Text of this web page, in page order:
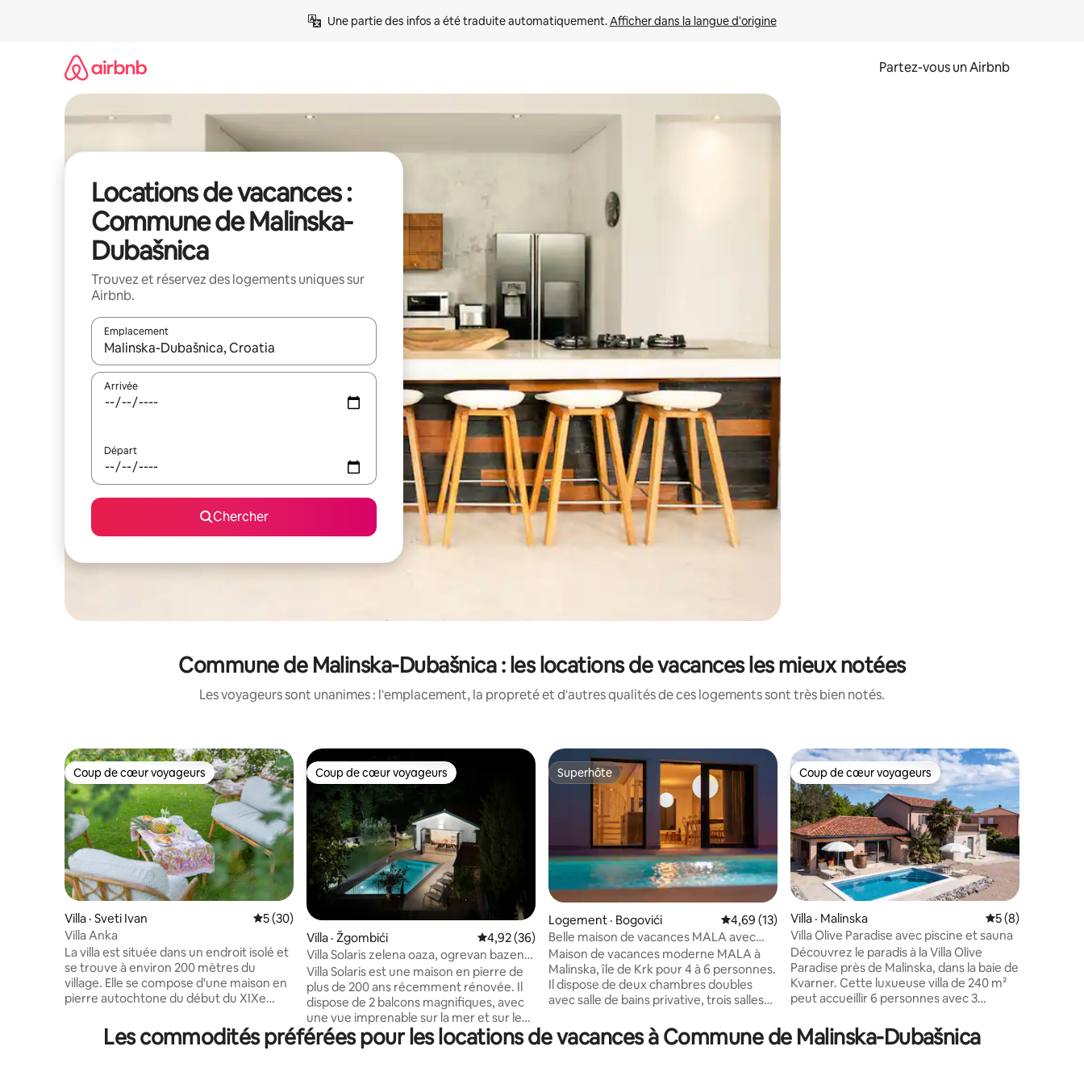
Une partie des infos a été traduite automatiquement. Afficher dans la langue d'origine
Partez-vous un Airbnb
Locations de vacances :
Commune de Malinska-
Dubašnica
Trouvez et réservez des logements uniques sur
Airbnb.
Emplacement
Quand les résultats sont affichés, parcourez-les en utilisant les flèches vers le haut et vers le bas, ou en appuyant dessus et en les faisant glisser.
Arrivée
Départ
Chercher
Commune de Malinska-Dubašnica : les locations de vacances les mieux notées
Les voyageurs sont unanimes : l'emplacement, la propreté et d'autres qualités de ces logements sont très bien notés.
Coup de cœur voyageurs
Coup de cœur voyageurs
Villa · Sveti Ivan Note moyenne de 5 sur 5, 30 commentaires
5 (30)
Villa Anka
La villa est située dans un endroit isolé et
se trouve à environ 200 mètres du
village. Elle se compose d'une maison en
pierre autochtone du début du XIXe
par de grandes surfaces vitrées qui
relient l'intérieur de la maison à
Coup de cœur voyageurs
Coup de cœur voyageurs
Villa · Žgombići Note moyenne de 4,92 sur 5, 36 commentaires
4,92 (36)
Villa Solaris zelena oaza, ogrevan bazen,
IR savna
Villa Solaris est une maison en pierre de
plus de 200 ans récemment rénovée. Il
dispose de 2 balcons magnifiques, avec
une vue imprenable sur la mer et sur le
jardin méditerranéen privé. Dans la
maison de jardin, vous pourrez vous
Superhôte
Superhôte
Logement · Bogovići Note moyenne de 4,69 sur 5, 13 commentaires
4,69 (13)
Belle maison de vacances MALA avec
piscine chauffée
Maison de vacances moderne MALA à
Malinska, île de Krk pour 4 à 6 personnes.
Il dispose de deux chambres doubles
avec salle de bains privative, trois salles
et salon et un espace extérieur avec
piscine chauffée. Un canapé dans le
Coup de cœur voyageurs
Coup de cœur voyageurs
Villa · Malinska Note moyenne
5 (8)
Villa Olive Paradise avec piscine et sauna
Découvrez le paradis à la Villa Olive
Paradise près de Malinska, dans la baie de
Kvarner. Cette luxueuse villa de 240 m²
peut accueillir 6 personnes avec 3
une salle à manger, une cuisine
entièrement équipée et une terrasse
Les commodités préférées pour les locations de vacances à Commune de Malinska-Dubašnica